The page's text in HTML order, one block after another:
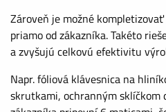
Zároveň je možné
priamo od zákazníka. Takéto
a zvyšujú celkovú efektivitu
Napr. fóliová klávesnica na
skrutkami, ochranným sklíčkom